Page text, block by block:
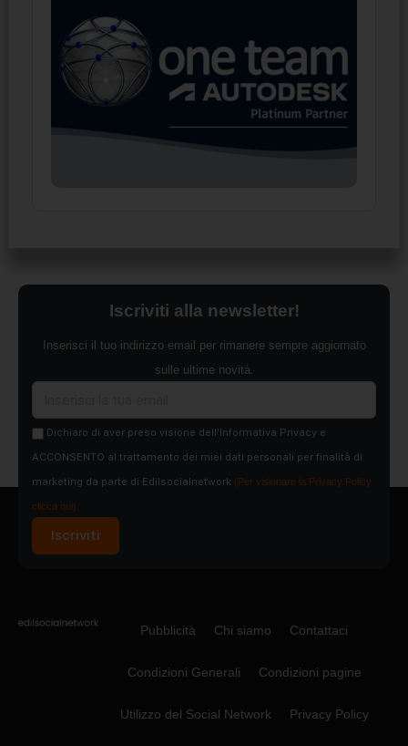
Iscriviti alla newsletter!
Inserisci il tuo indirizzo email per rimanere sempre aggiornato
sulle ultime novità.
Dichiaro di aver preso visione dell'Informativa Privacy e
ACCONSENTO al trattamento dei miei dati personali per finalità di
marketing da parte di Edilsocialnetwork (Per visionare la Privacy Policy
clicca qui).
Iscriviti
Pubblicità Chi siamo Contattaci
Condizioni Generali Condizioni pagine
Utilizzo del Social Network Privacy Policy